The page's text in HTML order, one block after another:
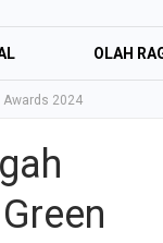
OLAH
Awards 2024
Irsyad
Rayakan